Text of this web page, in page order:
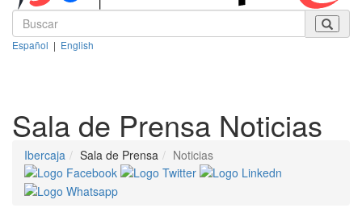
Español | English
Sala de Prensa Noticias
Ibercaja Sala de Prensa Noticias